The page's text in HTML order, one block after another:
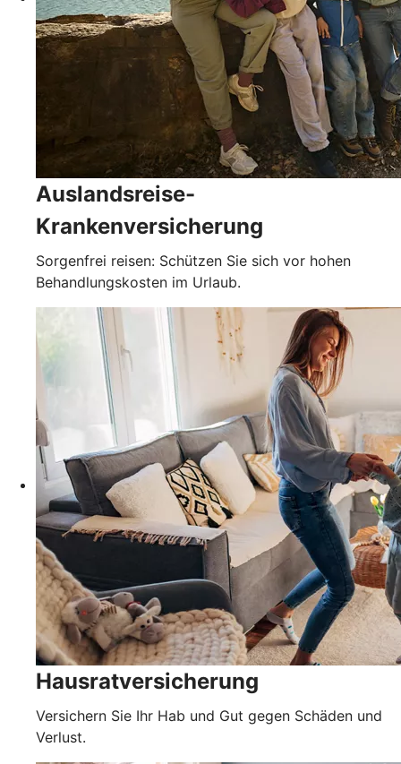
Auslandsreise-
Krankenversicherung
Sorgenfrei reisen: Schützen Sie sich vor hohen
Behandlungskosten im Urlaub.
Hausratversicherung
Versichern Sie Ihr Hab und Gut gegen Schäden und
Verlust.